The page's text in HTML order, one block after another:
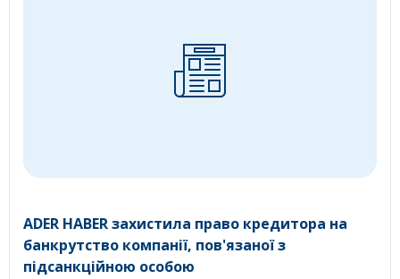
ADER HABER захистила право кредитора на
банкрутство компанії, пов'язаної з
підсанкційною особою